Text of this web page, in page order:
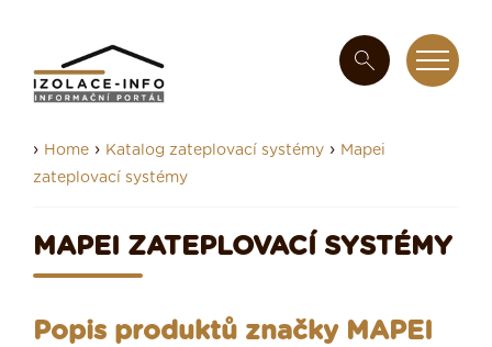
› Home › Katalog zateplovací systémy › Mapei
zateplovací systémy
MAPEI ZATEPLOVACÍ SYSTÉMY
Popis produktů značky MAPEI